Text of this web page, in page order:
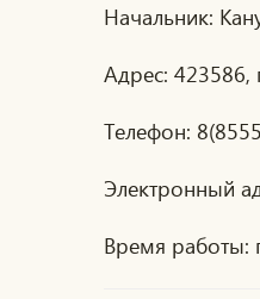
Начальник:
Адрес: 423586,
Телефон:
Электронный
Время работы: